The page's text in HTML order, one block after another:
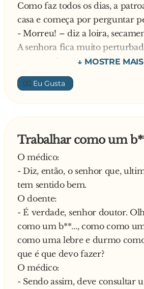
Como faz todos os dias, a
casa e começa por perguntar
- Morreu! – diz a loira,
A senhora fica muito
- Isso são modos de dar uma
uma noticia má, você dá esse
informação muito devagar e
Primeiro você diz que teve de
está a perceber?
- Estou – respondeu a loira.
E continua a patroa:
- E a nossa filha, como é que vai?
E diz a loira:
- Tive de chamar o veterinário
👍🏼
Trabalhar como um
O médico:
- Diz, então, o senhor que,
tem sentido bem.
O doente:
- É verdade, senhor doutor.
como um b**..., como como
como uma lebre e durmo
que é que devo fazer?
O médico:
- Sendo assim, deve consultar